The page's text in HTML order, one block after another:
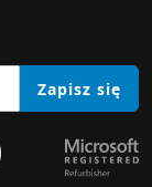
Zapisz się